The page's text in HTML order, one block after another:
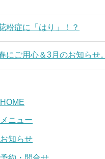
粉症に「はり」！？
にご用心＆3月のお知らせ。
HOME
メニュー
お知らせ